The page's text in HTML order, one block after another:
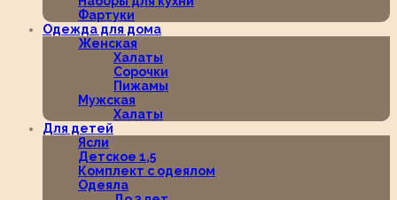
Фартуки
Одежда для дома
Женская
Халаты
Сорочки
Пижамы
Мужская
Халаты
Для детей
Ясли
Детское 1,5
Комплект с одеялом
Одеяла